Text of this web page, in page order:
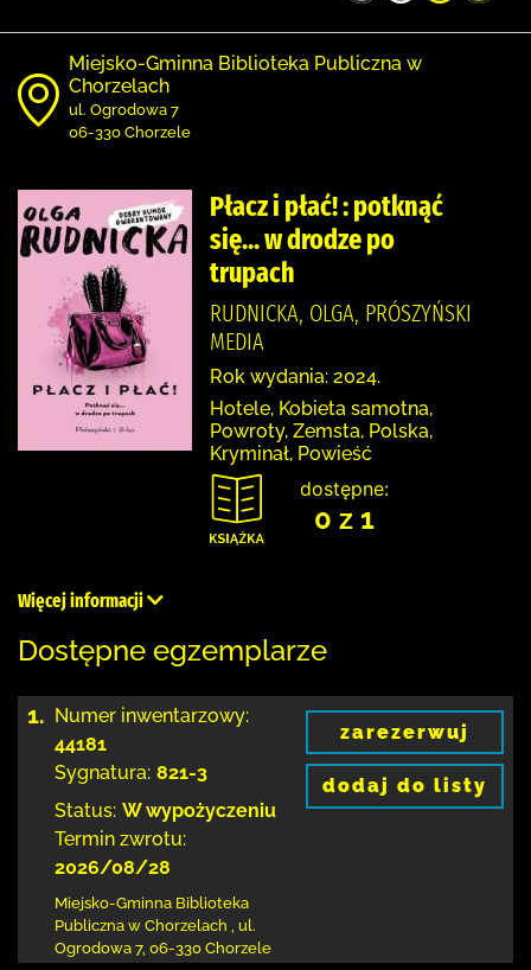
Miejsko-Gminna Biblioteka Publiczna w
Chorzelach
ul. Ogrodowa 7
06-330 Chorzele
Płacz i płać! : potknąć
się... w drodze po
trupach
RUDNICKA, OLGA, PRÓSZYŃSKI
MEDIA
Rok wydania: 2024.
Hotele, Kobieta samotna,
Powroty, Zemsta, Polska,
Kryminał, Powieść
dostępne:
0 z 1
Więcej informacji
Dostępne egzemplarze
1. Numer inwentarzowy:
44181
Sygnatura: 821-3
Status: W wypożyczeniu
Termin zwrotu:
2026/08/28
Miejsko-Gminna Biblioteka
Publiczna w Chorzelach
ul.
Ogrodowa 7, 06-330 Chorzele
zarezerwuj
dodaj do listy